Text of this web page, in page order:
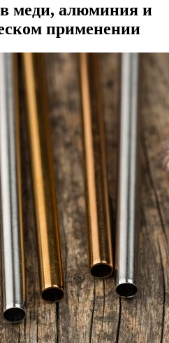
меди, алюминия и
применении